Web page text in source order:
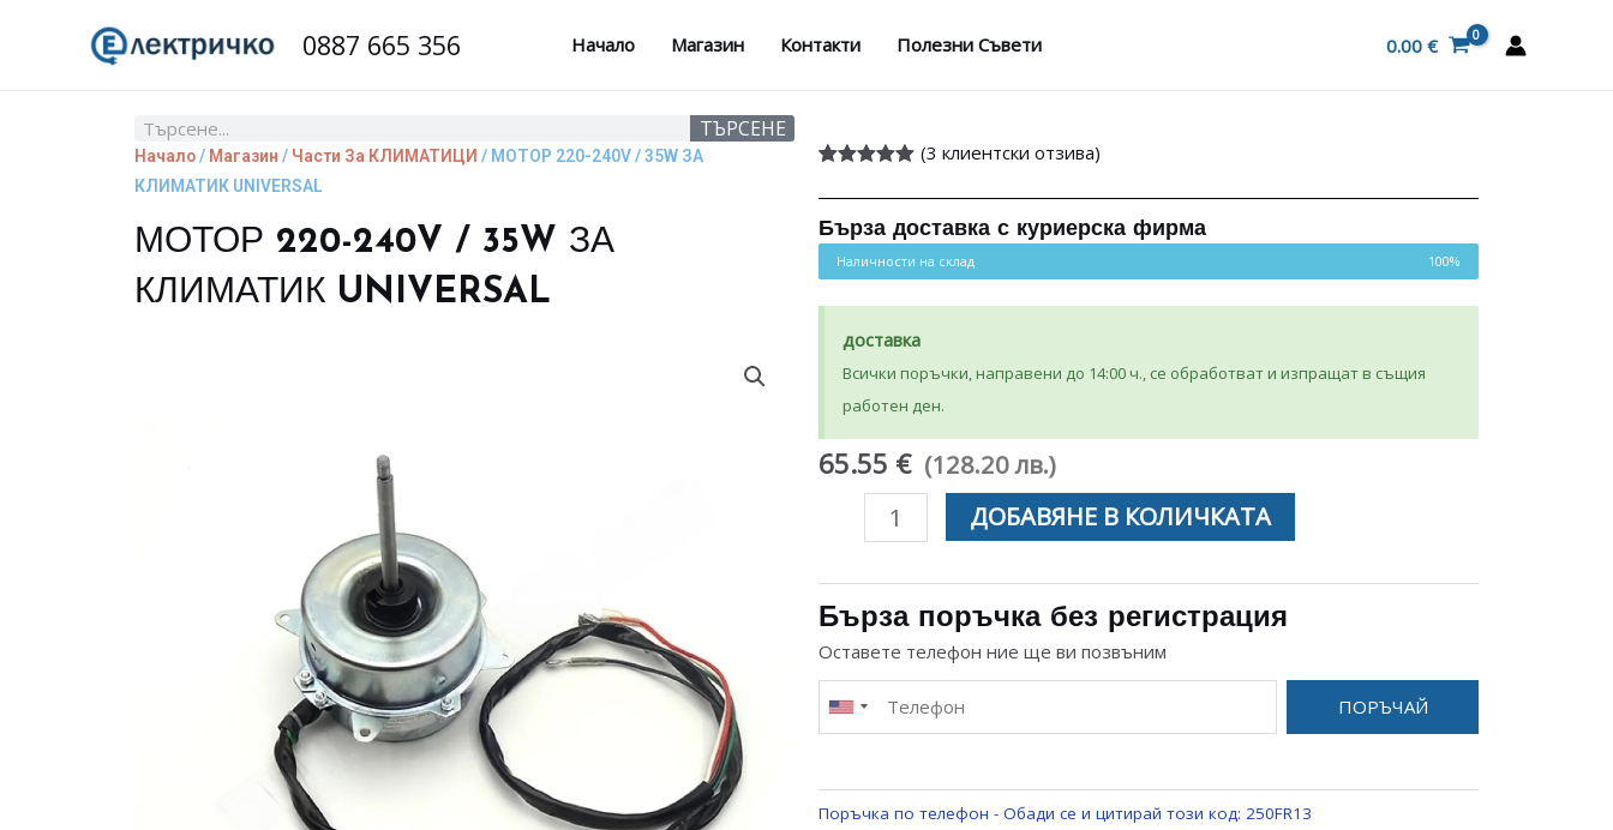
0887 665 356 Начало Магазин Контакти Полезни Съвети 0.00 €
Search ТЪРСЕНЕ
Начало/ Магазин / Части За КЛИМАТИЦИ / МОТОР 220-240V / 35W ЗА
КЛИМАТИК UNIVERSAL
МОТОР 220-240V / 35W ЗА
КЛИМАТИК UNIVERSAL
от 5,
потребителски
(3 клиентски отзива)
Бърза доставка с куриерска фирма
Наличности на склад 100%
доставка
Всички поръчки, направени до 14:00 ч., се обработват и изпращат в същия
работен ден.
65.55 € (128.20 лв.)
количество
220-
35W
ЗА
ДОБАВЯНЕ В КОЛИЧКАТА
Бърза поръчка без регистрация
Оставете телефон ние ще ви позвъним
ПОРЪЧАЙ
Поръчка по телефон - Обади се и цитирай този код: 250FR13